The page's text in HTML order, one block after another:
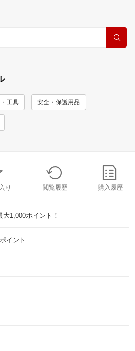
工具 安全・保護用品
り 閲覧履歴 購入履歴
1,000ポイント！
イント